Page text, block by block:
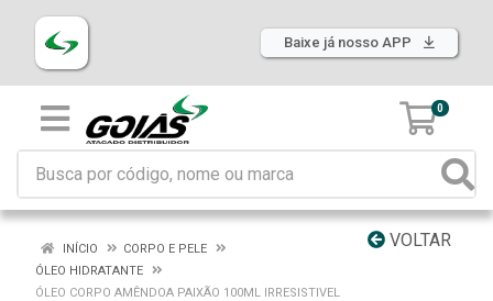
Baixe já nosso APP
0
VOLTAR
INÍCIO
CORPO E PELE
ÓLEO HIDRATANTE
ÓLEO CORPO AMÊNDOA PAIXÃO 100ML IRRESISTIVEL